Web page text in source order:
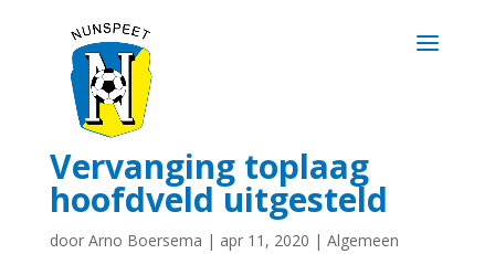
Vervanging toplaag
hoofdveld uitgesteld
door Arno Boersema | apr 11, 2020 | Algemeen